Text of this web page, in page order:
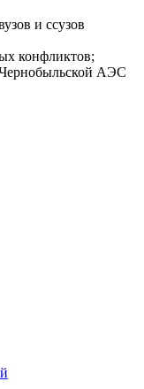
и ссузов
конфликтов;
Чернобыльской АЭС